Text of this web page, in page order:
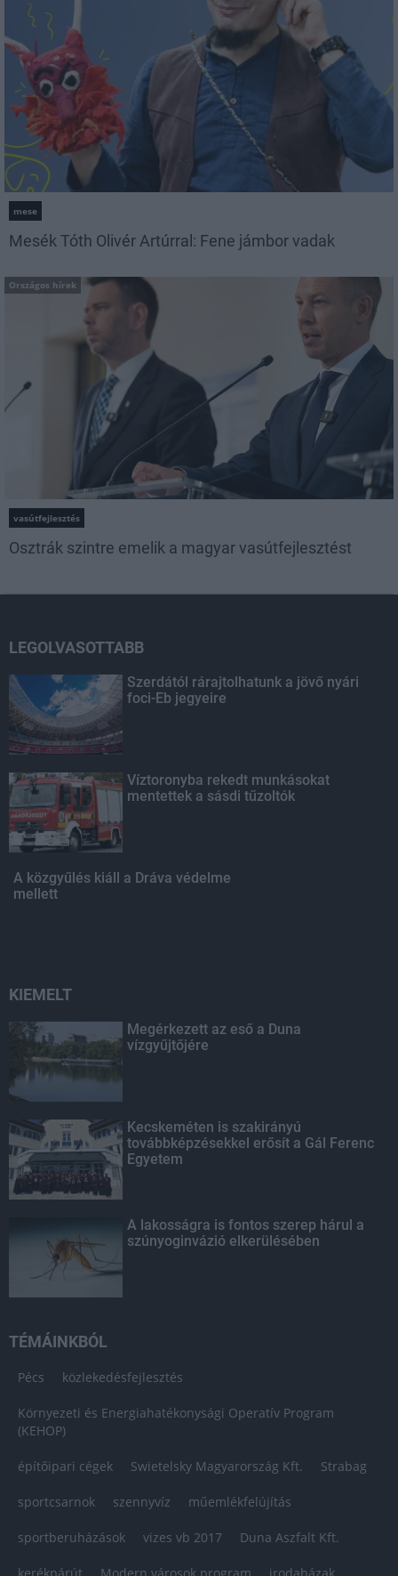
mese
Mesék Tóth Olivér Artúrral: Fene jámbor vadak
Országos hírek
vasútfejlesztés
Osztrák szintre emelik a magyar vasútfejlesztést
LEGOLVASOTTABB
Szerdától rárajtolhatunk a jövő nyári
foci-Eb jegyeire
Víztoronyba rekedt munkásokat
mentettek a sásdi tűzoltók
A közgyűlés kiáll a Dráva védelme
mellett
KIEMELT
Megérkezett az eső a Duna
vízgyűjtőjére
Kecskeméten is szakirányú
továbbképzésekkel erősít a Gál Ferenc
Egyetem
A lakosságra is fontos szerep hárul a
szúnyoginvázió elkerülésében
TÉMÁINKBÓL
Pécs közlekedésfejlesztés
Környezeti és Energiahatékonysági Operatív Program
(KEHOP)
építőipari cégek Swietelsky Magyarország Kft. Strabag
sportcsarnok szennyvíz műemlékfelújítás
sportberuházások vizes vb 2017 Duna Aszfalt Kft.